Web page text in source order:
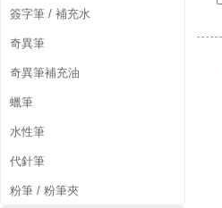
簽字筆 / 補充水
奇異筆
奇異筆補充油
蠟筆
水性筆
代針筆
粉筆 / 粉筆夾